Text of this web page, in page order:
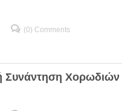
Χορωδίας της
(0) Comments
Συνάντηση Χορωδιών